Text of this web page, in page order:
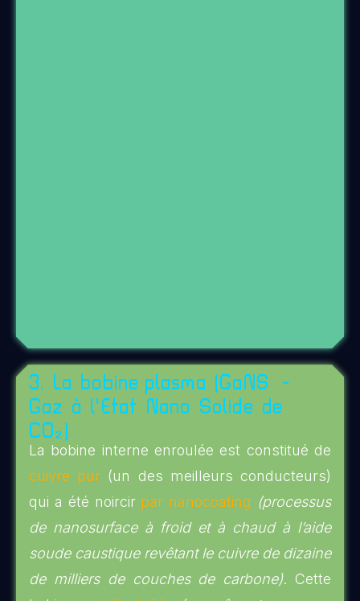
3. La bobine plasma (GaNS -
Gaz à l’Etat Nano Solide de
CO₂)
La bobine interne enroulée est constitué de
cuivre pur (un des meilleurs conducteurs)
qui a été noircir par nanocoating (processus
de nanosurface à froid et à chaud à l’aide
soude caustique revêtant le cuivre de dizaine
de milliers de couches de carbone). Cette